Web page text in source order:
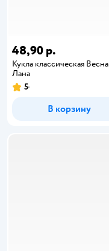
48,90 р.
Кукла классическая Весна
Лана
5
В корзину